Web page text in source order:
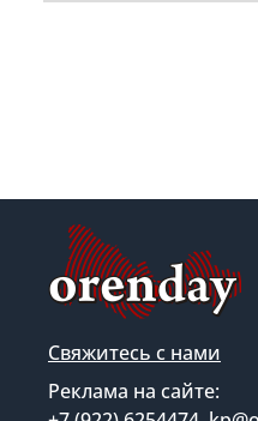
Свяжитесь с нами
Реклама на сайте: